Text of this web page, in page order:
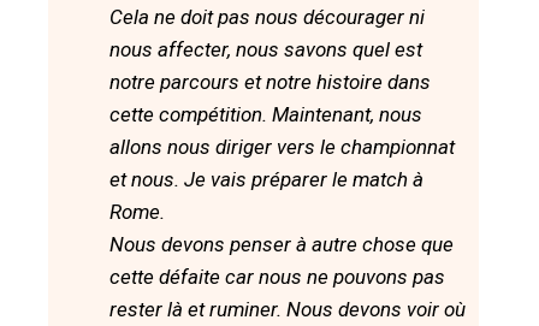
Cela ne doit pas nous décourager ni
nous affecter, nous savons quel est
notre parcours et notre histoire dans
cette compétition. Maintenant, nous
allons nous diriger vers le championnat
et nous. Je vais préparer le match à
Rome.
Nous devons penser à autre chose que
cette défaite car nous ne pouvons pas
rester là et ruminer. Nous devons voir où